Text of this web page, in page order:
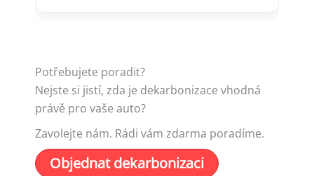
Potřebujete poradit?
Nejste si jistí, zda je dekarbonizace vhodná
právě pro vaše auto?
Zavolejte nám. Rádi vám zdarma poradíme.
Objednat dekarbonizaci